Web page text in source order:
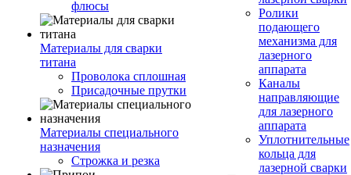
флюсы
Материалы для сварки
титана
Проволока сплошная
Присадочные прутки
Материалы специального
назначения
Строжка и резка
Ролики
подающего
механизма для
лазерного
аппарата
Каналы
направляющие
для лазерного
аппарата
Уплотнительные
кольца для
лазерной сварки